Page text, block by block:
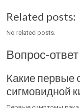
Related posts:
No related posts.
Вопрос-ответ
Какие первые
сигмовидной